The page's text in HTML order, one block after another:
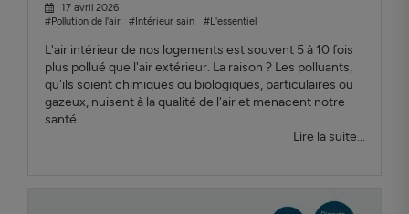
17 avril 2026
#Pollution de l'air
#Intérieur sain #L'essentiel
L'air intérieur de nos logements est souvent 5 à 10 fois
plus pollué que l'air extérieur. La raison ? Les polluants,
qu'ils soient chimiques ou biologiques, particulaires ou
gazeux, nuisent à la qualité de l'air et menacent notre
santé.
Lire la suite...